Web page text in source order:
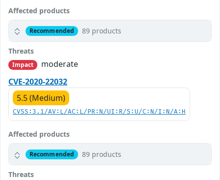
Affected products
Recommended 89 products
Threats
Impact
moderate
CVE-2020-22032
5.5 (Medium)
CVSS:3.1/AV:L/AC:L/PR:N/UI:R/S:U/C:N/I:N/A:H
Affected products
Recommended 89 products
Threats